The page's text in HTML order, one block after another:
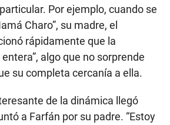
Por ejemplo, cuando se
Charo”, su madre, el
rápidamente que la
algo que no sorprende
su completa cercanía a ella.
de la dinámica llegó
a Farfán por su padre. “Estoy